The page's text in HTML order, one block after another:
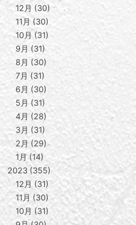
12月
30
11月 30
10月 31
9月
31
8月
30
7月
31
6月
30
5月
31
4月
28
3月
31
2月 29
1月 14
2023 355
12月
31
11月
30
10月
31